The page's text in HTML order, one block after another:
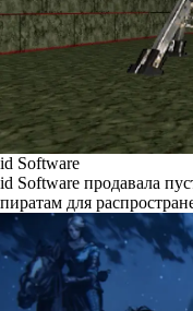
id Software
id Software продавала
пиратам для